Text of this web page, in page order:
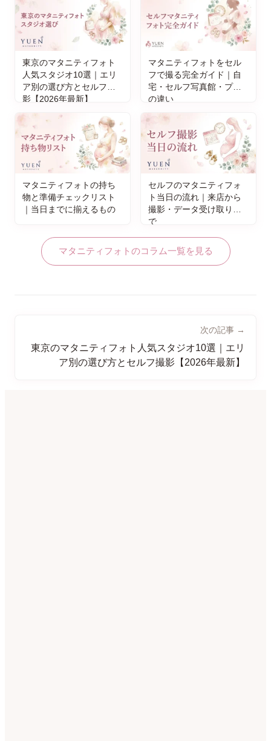
東京のマタニティフォト
人気スタジオ10選｜エリ
ア別の選び方とセルフ撮
影【2026年最新】
マタニティフォトをセル
フで撮る完全ガイド｜自
宅・セルフ写真館・プロ
の違い
マタニティフォトの持ち
物と準備チェックリスト
｜当日までに揃えるもの
セルフのマタニティフォ
ト当日の流れ｜来店から
撮影・データ受け取りま
で
マタニティフォトのコラム一覧を見る
次の記事 →
東京のマタニティフォト人気スタジオ10選｜エリ
ア別の選び方とセルフ撮影【2026年最新】